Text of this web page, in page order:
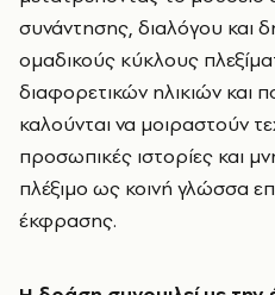
συνάντησης, διαλόγου και
ομαδικούς κύκλους
διαφορετικών ηλικιών και
καλούνται να μοιραστούν
προσωπικές ιστορίες και
πλέξιμο ως κοινή γλώσσα
έκφρασης.